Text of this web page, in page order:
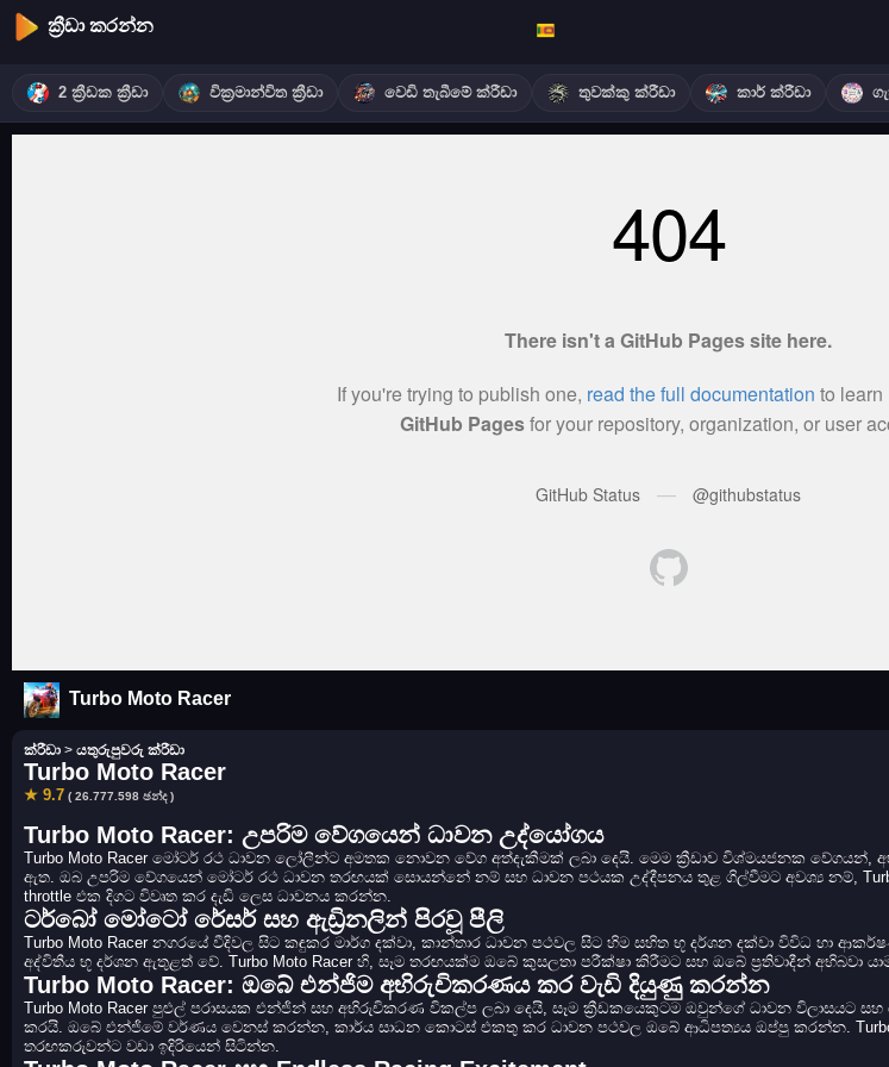
ක්‍රීඩා කරන්න
2 ක්‍රීඩක ක්‍රීඩා වික්‍රමාන්විත ක්‍රීඩා වෙඩි තැබීමේ ක්රීඩා තුවක්කු ක්රීඩා කාර් ක්රීඩා
Turbo Moto Racer
ක්රීඩා > යතුරුපුවරු ක්රීඩා
Turbo Moto Racer
★ 9.7 ( 26.777.598 ඡන්ද )
Turbo Moto Racer: උපරිම වේගයෙන් ධාවන උද්යෝගය
Turbo Moto Racer මෝටර් රථ ධාවන ලෝලීන්ට අමතක නොවන වේග අත්දැකීමක් ලබා දෙයි. මෙම ක්‍රීඩාව විශ්මයජනක
ඇත. ඔබ උපරිම වේගයෙන් මෝටර් රථ ධාවන තරඟයක් සොයන්නේ නම් සහ ධාවන පථයක උද්දීපනය තුළ ගිල්වීමට අවශ්‍ය නම්, Turbo
throttle එක දිගට විවෘත කර දැඩි ලෙස ධාවනය කරන්න.
ටර්බෝ මෝටෝ රේසර් සහ ඇඩ්‍රිනලින් පිරවූ පීලි
Turbo Moto Racer නගරයේ වීදිවල සිට කඳුකර මාර්ග දක්වා, කාන්තාර ධාවන පථවල සිට හිම සහිත භූ දර්ශන දක්වා විවිධ හා
අද්විතීය භූ දර්ශන ඇතුළත් වේ. Turbo Moto Racer හි, සෑම තරඟයක්ම ඔබේ කුසලතා පරීක්ෂා කිරීමට සහ ඔබේ ප්‍රතිවාදීන් අභිබවා
Turbo Moto Racer: ඔබේ එන්ජිම අභිරුචිකරණය කර වැඩි දියුණු කරන්න
Turbo Moto Racer පුළුල් පරාසයක එන්ජින් සහ අභිරුචිකරණ විකල්ප ලබා දෙයි, සෑම ක්‍රීඩකයෙකුටම ඔවුන්ගේ ධාවන විලාසයට
කරයි. ඔබේ එන්ජිමේ වර්ණය වෙනස් කරන්න, කාර්ය සාධන කොටස් එකතු කර ධාවන පථවල ඔබේ ආධිපත්‍යය ඔප්පු කරන්න.
තරඟකරුවන්ට වඩා ඉදිරියෙන් සිටින්න.